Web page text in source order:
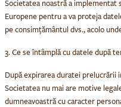
Societatea noastră a implementat
Europene pentru a va proteja
pe consimțământul dvs., acolo
3. Ce se întâmplă cu datele după
După expirarea duratei prelucrării
Societatea nu mai are motive
dumneavoastră cu caracter